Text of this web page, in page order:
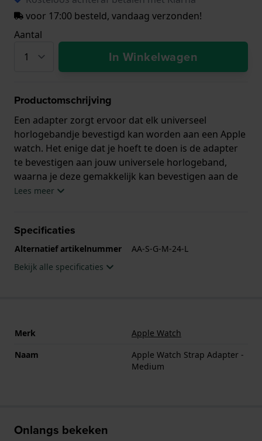
voor 17:00 besteld, vandaag verzonden!
Aantal
In Winkelwagen
Productomschrijving
Een adapter zorgt ervoor dat elk universeel
horlogebandje bevestigd kan worden aan een Apple
watch. Het enige dat je hoeft te doen is de adapter
te bevestigen aan jouw universele horlogeband,
waarna je deze gemakkelijk kan bevestigen aan de
horlogekast.
Lees meer
Specificaties
Alternatief artikelnummer
AA-S-G-M-24-L
Bekijk alle specificaties
Merk
Apple Watch
Naam
Apple Watch Strap Adapter -
Medium
Onlangs bekeken